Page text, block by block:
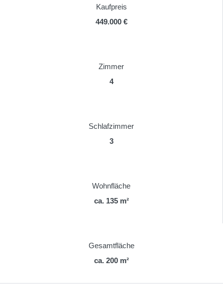
Kaufpreis
449.000 €
Zimmer
4
Schlafzimmer
3
Wohnfläche
ca. 135 m²
Gesamtfläche
ca. 200 m²